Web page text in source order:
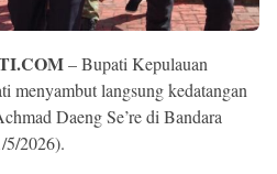
– Bupati Kepulauan
menyambut langsung kedatangan
Daeng Se’re di Bandara
5/2026).